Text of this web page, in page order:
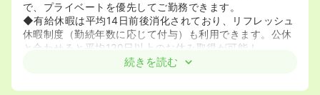
で、プライベートを優先してご勤務できます。
◆有給休暇は平均14日前後消化されており、リフレッシュ
休暇制度（勤続年数に応じて付与）も利用できます。公休
と合わせると平均120日以上のお休み取得が可能！
◆24時間対応の院内保育所を完備しており、ママさんナー
続きを読む